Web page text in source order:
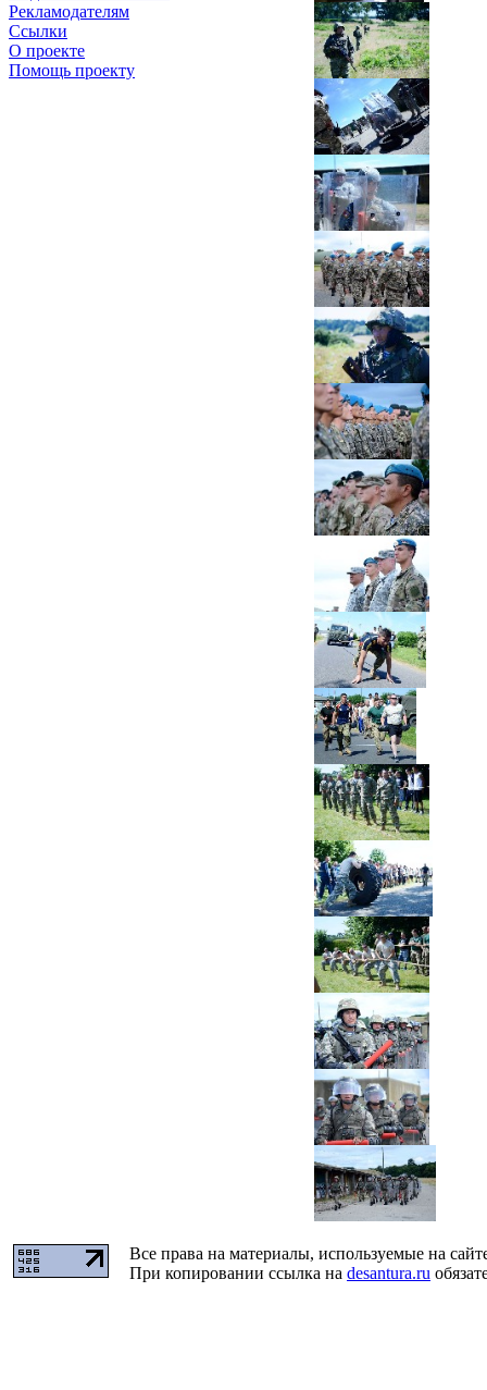
Рекламодателям
Ссылки
О проекте
Помощь проекту
Все права на материалы, используемые на
При копировании ссылка на desantura.ru